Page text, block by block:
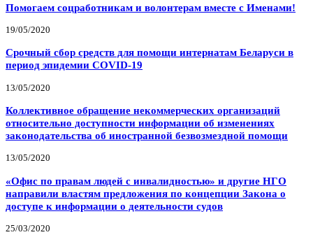
Помогаем соцработникам и волонтерам вместе с Именами!
19/05/2020
Срочный сбор средств для помощи интернатам Беларуси в
период эпидемии COVID-19
13/05/2020
Коллективное обращение некоммерческих организаций
относительно доступности информации об изменениях
законодательства об иностранной безвозмездной помощи
13/05/2020
«Офис по правам людей с инвалидностью» и другие НГО
направили властям предложения по концепции Закона о
доступе к информации о деятельности судов
25/03/2020